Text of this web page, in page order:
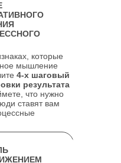
которые
мышление
4-х шаговый
результата
что нужно
ставят вам